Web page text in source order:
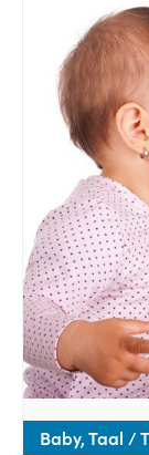
Baby, Taal /